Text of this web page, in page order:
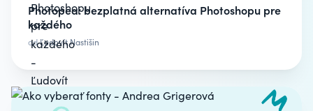
Photopea: bezplatná alternatíva Photoshopu pre
každého
odĽudovít Nastišin